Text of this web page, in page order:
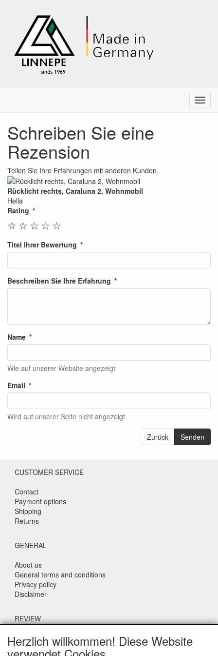
Menu
Schreiben Sie eine
Rezension
Teilen Sie Ihre Erfahrungen mit anderen Kunden.
Rücklicht rechts, Caraluna 2, Wohnmobil
Hella
Rating
☆
☆
☆
☆
☆
Titel Ihrer Bewertung
Beschreiben Sie Ihre Erfahrung
Name
Wie auf unserer Website angezeigt
Email
Wird auf unserer Seite nicht angezeigt
Zurück Senden
CUSTOMER SERVICE
Contact
Payment options
Shipping
Returns
GENERAL
About us
General terms and conditions
Privacy policy
Disclaimer
REVIEW
What do others say about us?
Herzlich willkommen! Diese Website